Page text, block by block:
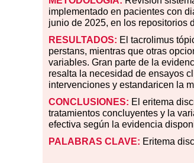
implementado en pacientes con
junio de 2025, en los repositorios
RESULTADOS: El tacrolimus
perstans, mientras que otras
variables. Gran parte de la
resalta la necesidad de ensayos
intervenciones y estandaricen la
CONCLUSIONES: El eritema
tratamientos concluyentes y la
efectiva según la evidencia
PALABRAS CLAVE: Eritema